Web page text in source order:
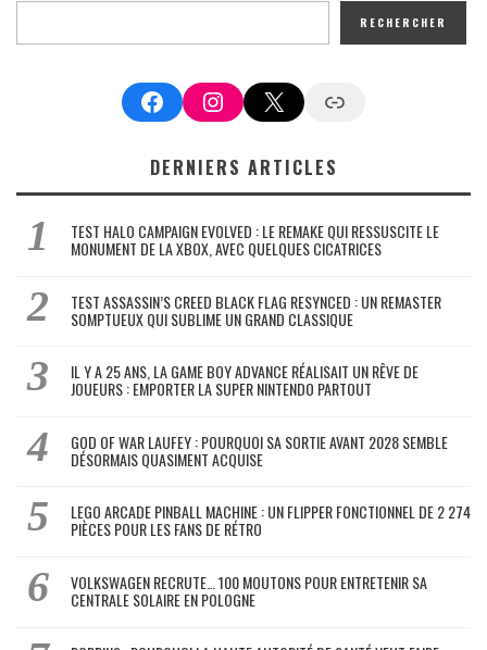
RECHERCHER
FacebookInstagram
X Google News
DERNIERS ARTICLES
TEST HALO CAMPAIGN EVOLVED : LE REMAKE QUI RESSUSCITE LE
MONUMENT DE LA XBOX, AVEC QUELQUES CICATRICES
TEST ASSASSIN’S CREED BLACK FLAG RESYNCED : UN REMASTER
SOMPTUEUX QUI SUBLIME UN GRAND CLASSIQUE
IL Y A 25 ANS, LA GAME BOY ADVANCE RÉALISAIT UN RÊVE DE
JOUEURS : EMPORTER LA SUPER NINTENDO PARTOUT
GOD OF WAR LAUFEY : POURQUOI SA SORTIE AVANT 2028 SEMBLE
DÉSORMAIS QUASIMENT ACQUISE
LEGO ARCADE PINBALL MACHINE : UN FLIPPER FONCTIONNEL DE 2 274
PIÈCES POUR LES FANS DE RÉTRO
VOLKSWAGEN RECRUTE… 100 MOUTONS POUR ENTRETENIR SA
CENTRALE SOLAIRE EN POLOGNE